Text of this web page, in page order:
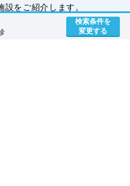
検索条件を
変更する
をご紹介します。